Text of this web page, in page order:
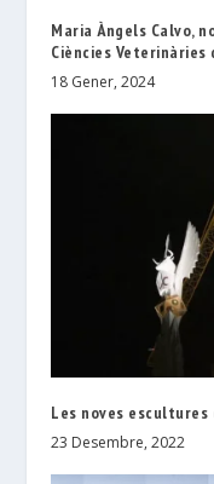
Maria Àngels Calvo,
Ciències Veterinàries
18 Gener, 2024
Les noves
23 Desembre, 2022